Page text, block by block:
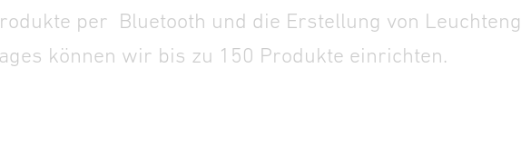
per Bluetooth und die Erstellung von
können wir bis zu 150 Produkte einrichten.